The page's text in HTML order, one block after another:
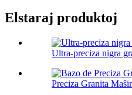
Elstaraj produktoj
Ultra-preciza nigra
Preciza Granita